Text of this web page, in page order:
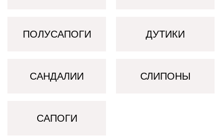
ПОЛУСАПОГИ ДУТИКИ
САНДАЛИИ СЛИПОНЫ
САПОГИ